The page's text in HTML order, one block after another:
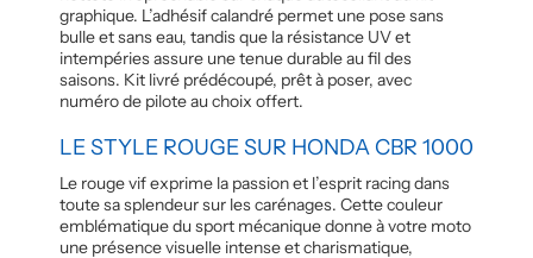
graphique. L’adhésif calandré permet une pose sans
bulle et sans eau, tandis que la résistance UV et
intempéries assure une tenue durable au fil des
saisons. Kit livré prédécoupé, prêt à poser, avec
numéro de pilote au choix offert.
LE STYLE ROUGE SUR HONDA CBR 1000
Le rouge vif exprime la passion et l’esprit racing dans
toute sa splendeur sur les carénages. Cette couleur
emblématique du sport mécanique donne à votre moto
une présence visuelle intense et charismatique,